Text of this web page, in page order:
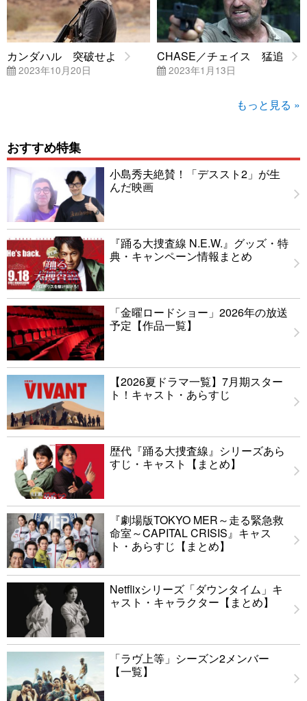
カンダハル 突破せよ
2023年10月20日
CHASE／チェイス 猛追
2023年1月13日
もっと見る »
おすすめ特集
小島秀夫絶賛！「デススト2」が生
んだ映画
『踊る大捜査線 N.E.W.』グッズ・特
典・キャンペーン情報まとめ
「金曜ロードショー」2026年の放送
予定【作品一覧】
【2026夏ドラマ一覧】7月期スター
ト！キャスト・あらすじ
歴代『踊る大捜査線』シリーズあら
すじ・キャスト【まとめ】
『劇場版TOKYO MER～走る緊急救
命室～CAPITAL CRISIS』キャス
ト・あらすじ【まとめ】
Netflixシリーズ「ダウンタイム」キ
ャスト・キャラクター【まとめ】
「ラヴ上等」シーズン2メンバー
【一覧】